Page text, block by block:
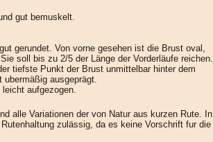
gut bemuskelt.
gerundet. Von vorne gesehen ist die Brust oval,
soll bis zu 2/5 der Länge der Vorderläufe reichen.
tiefste Punkt der Brust unmittelbar hinter dem
ausgeprägt.
aufgezogen.
alle Variationen der von Natur aus kurzen Rute. In
zulässig, da es keine Vorschrift fur die